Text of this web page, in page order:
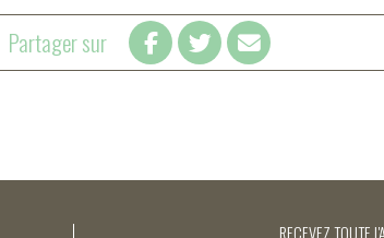
Partager sur
RECEVEZ TOUTE